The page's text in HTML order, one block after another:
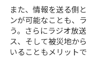
また、情報を送る側
ンが可能なことも、
う。さらにラジオ放
ス、そして被災地か
いることもメリットで